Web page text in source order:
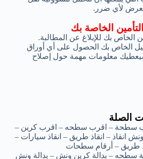
الخاصة بك
الخاص بك للإبلاغ عن المطالبة.
الخاص بك الحصول على أي أوراق
معلومات مهمة حول إصلاح
لأي ضرر.
الصلة
سطحة – اقرب سطحه – اقرب كرين –
انقاذ – انقاذ طريق – انقاذ سيارات –
طريق – أرقام سطحات
سطحه – بدالة كرين ونش – بدالة ونش